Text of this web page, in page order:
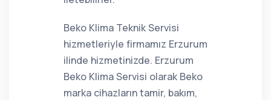
Beko Klima Teknik Servisi
hizmetleriyle firmamız Erzurum
ilinde hizmetinizde. Erzurum
Beko Klima Servisi olarak Beko
marka cihazların tamir, bakım,